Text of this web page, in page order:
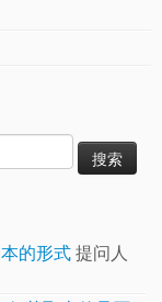
的形式提问人